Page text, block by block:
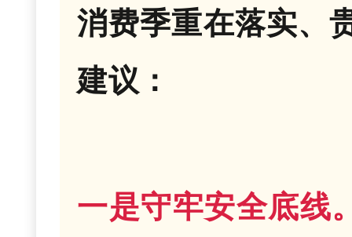
消费季重在落实、
建议：
一是守牢安全底线